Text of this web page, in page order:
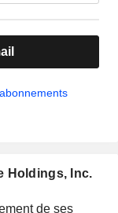
Holdings, Inc.
de ses